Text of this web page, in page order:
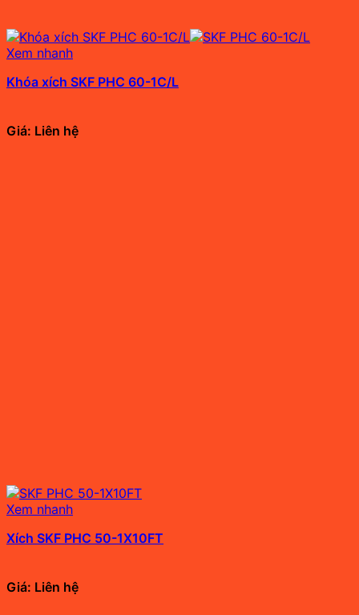
Xem nhanh
Khóa xích SKF PHC 60-1C/L
Giá: Liên hệ
Xem nhanh
Xích SKF PHC 50-1X10FT
Giá: Liên hệ